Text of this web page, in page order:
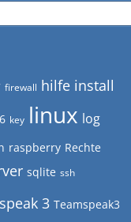
firewall hilfe install
key linux log
raspberry Rechte
sqlite ssh
3 Teamspeak3